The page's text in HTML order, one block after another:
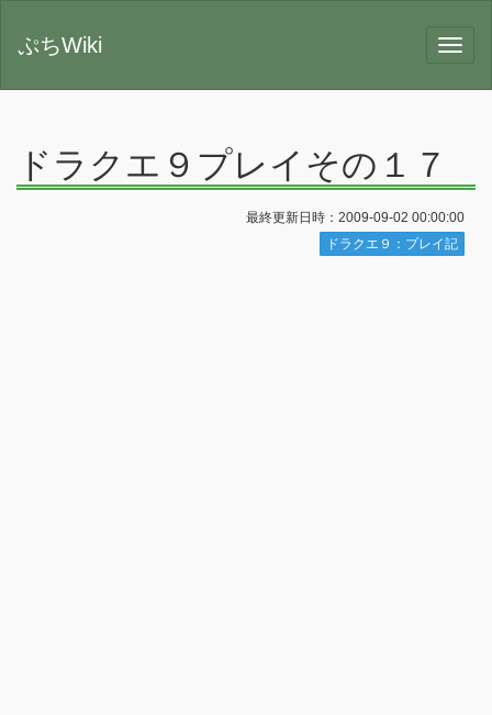
ぷちWiki
ドラクエ９プレイその１７
最終更新日時：2009-09-02 00:00:00
ドラクエ９：プレイ記